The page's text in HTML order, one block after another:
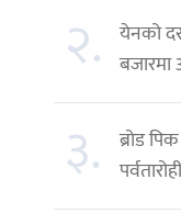
२. येनको
बजारमा
३.
ब्रोड